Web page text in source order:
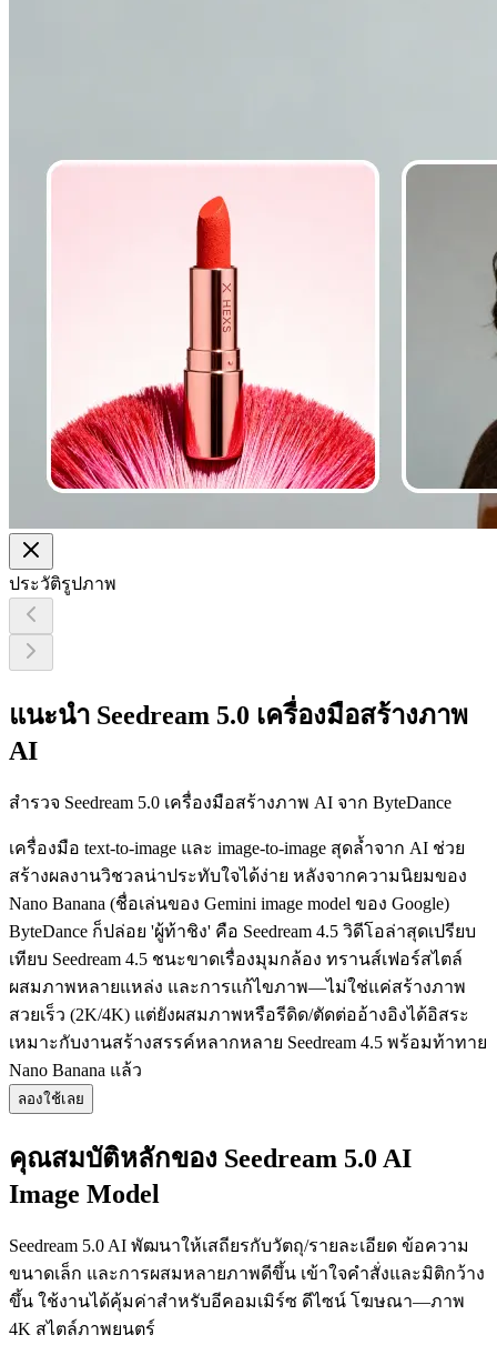
ประวัติรูปภาพ
แนะนำ Seedream 5.0 เครื่องมือสร้างภาพ
AI
สำรวจ Seedream 5.0 เครื่องมือสร้างภาพ AI จาก ByteDance
เครื่องมือ text-to-image และ image-to-image สุดล้ำจาก AI ช่วย
สร้างผลงานวิชวลน่าประทับใจได้ง่าย หลังจากความนิยมของ
Nano Banana (ชื่อเล่นของ Gemini image model ของ Google)
ByteDance ก็ปล่อย 'ผู้ท้าชิง' คือ Seedream 4.5 วิดีโอล่าสุดเปรียบ
เทียบ Seedream 4.5 ชนะขาดเรื่องมุมกล้อง ทรานส์เฟอร์สไตล์
ผสมภาพหลายแหล่ง และการแก้ไขภาพ—ไม่ใช่แค่สร้างภาพ
สวยเร็ว (2K/4K) แต่ยังผสมภาพหรือรีดิด/ตัดต่ออ้างอิงได้อิสระ
เหมาะกับงานสร้างสรรค์หลากหลาย Seedream 4.5 พร้อมท้าทาย
Nano Banana แล้ว
ลองใช้เลย
คุณสมบัติหลักของ Seedream 5.0 AI
Image Model
Seedream 5.0 AI พัฒนาให้เสถียรกับวัตถุ/รายละเอียด ข้อความ
ขนาดเล็ก และการผสมหลายภาพดีขึ้น เข้าใจคำสั่งและมิติกว้าง
ขึ้น ใช้งานได้คุ้มค่าสำหรับอีคอมเมิร์ซ ดีไซน์ โฆษณา—ภาพ
4K สไตล์ภาพยนตร์